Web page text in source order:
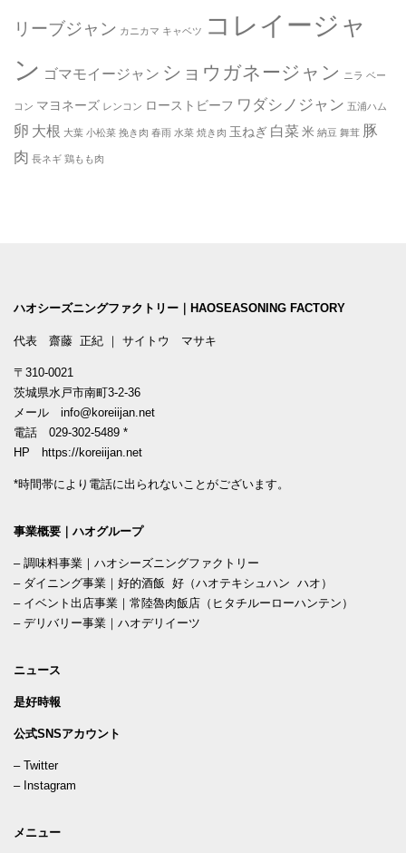
リーブジャン カニカマ キャベツ
コレイージャ
ン ゴマモイージャン ショウガネージャン ニラ ベー
コン マヨネーズ レンコン ローストビーフ ワダシノジャン 五浦ハム
卵 大根 大葉 小松菜 挽き肉 春雨 水菜 焼き肉 玉ねぎ 白菜 米 納豆 舞茸 豚
肉 長ネギ 鶏もも肉
ハオシーズニングファクトリー｜HAOSEASONING FACTORY
代表 齋藤 正紀 ｜ サイトウ マサキ
〒310-0021
茨城県水戸市南町3-2-36
メール info@koreiijan.net
電話 029-302-5489 *
HP https://koreiijan.net
*時間帯により電話に出られないことがございます。
事業概要｜ハオグループ
– 調味料事業｜ハオシーズニングファクトリー
– ダイニング事業｜好的酒飯 好（ハオテキシュハン ハオ）
– イベント出店事業｜常陸魯肉飯店（ヒタチルーローハンテン）
– デリバリー事業｜ハオデリイーツ
ニュース
是好時報
公式SNSアカウント
– Twitter
– Instagram
メニュー